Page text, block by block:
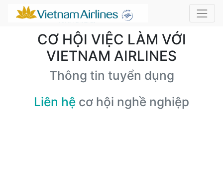
CƠ HỘI VIỆC LÀM VỚI
VIETNAM AIRLINES
Thông tin tuyển dụng
Liên hệ cơ hội nghề nghiệp